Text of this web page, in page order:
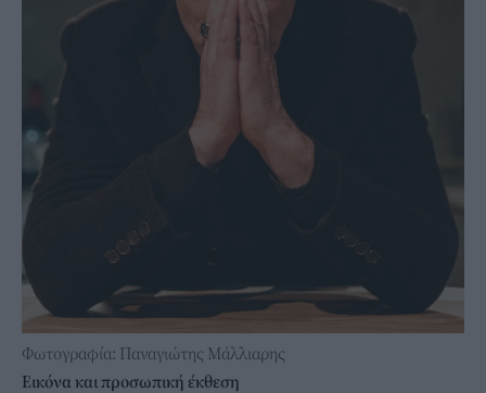
Φωτογραφία: Παναγιώτης Μάλλιαρης
Εικόνα και προσωπική έκθεση